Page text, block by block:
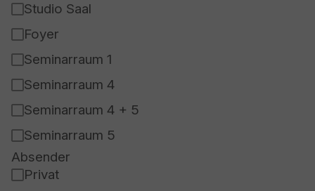
Studio Saal
Foyer
Seminarraum 1
Seminarraum 4
Seminarraum 4 + 5
Seminarraum 5
Absender
Privat